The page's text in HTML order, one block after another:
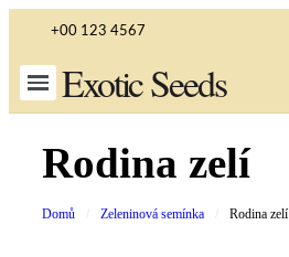
+00 123 4567
Exotic Seeds
Rodina zelí
Domů Zeleninová semínka Rodina zelí